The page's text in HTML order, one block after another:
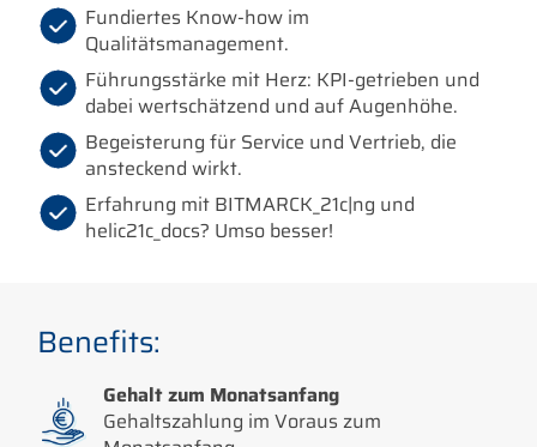
Fundiertes Know-how im
Qualitätsmanagement.
Führungsstärke mit Herz: KPI-getrieben und
dabei wertschätzend und auf Augenhöhe.
Begeisterung für Service und Vertrieb, die
ansteckend wirkt.
Erfahrung mit BITMARCK_21c|ng und
helic21c_docs? Umso besser!
Benefits:
Gehalt zum Monatsanfang
Gehaltszahlung im Voraus zum